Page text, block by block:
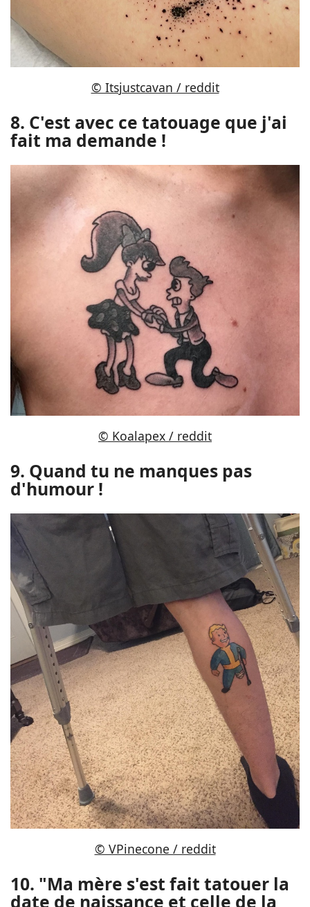
© Itsjustcavan / reddit
8. C'est avec ce tatouage que j'ai
fait ma demande !
© Koalapex / reddit
9. Quand tu ne manques pas
d'humour !
© VPinecone / reddit
10. "Ma mère s'est fait tatouer la
date de naissance et celle de la